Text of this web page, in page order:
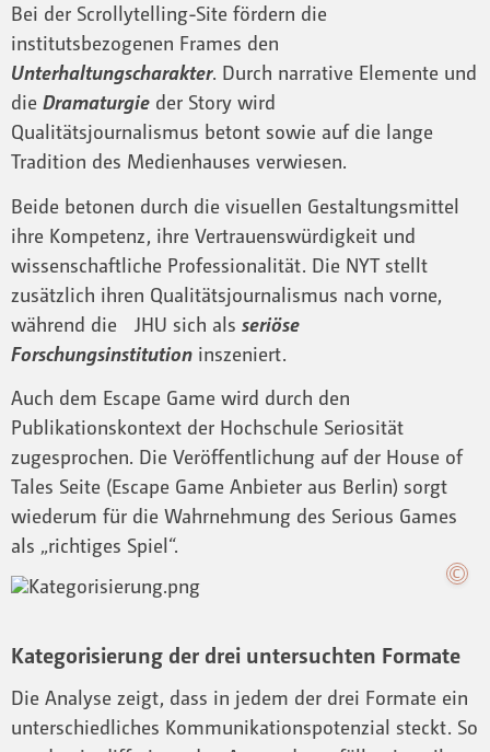
Bei der Scrollytelling-Site fördern die
institutsbezogenen Frames den
Unterhaltungscharakter. Durch narrative Elemente und
die Dramaturgie der Story wird
Qualitätsjournalismus betont sowie auf die lange
Tradition des Medienhauses verwiesen.
Beide betonen durch die visuellen Gestaltungsmittel
ihre Kompetenz, ihre Vertrauenswürdigkeit und
wissenschaftliche Professionalität. Die NYT stellt
zusätzlich ihren Qualitätsjournalismus nach vorne,
während die JHU sich als seriöse
Forschungsinstitution inszeniert.
Auch dem Escape Game wird durch den
Publikationskontext der Hochschule Seriosität
zugesprochen. Die Veröffentlichung auf der House of
Tales Seite (Escape Game Anbieter aus Berlin) sorgt
wiederum für die Wahrnehmung des Serious Games
als „richtiges Spiel“.
Kategorisierung der drei untersuchten Formate
Die Analyse zeigt, dass in jedem der drei Formate ein
unterschiedliches Kommunikationspotenzial steckt. So